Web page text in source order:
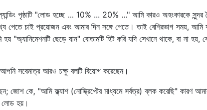
পৃষ্ঠাটি "লোড হচ্ছে ... 10% ... 20% ..." আমি কারও অহংকারকে সুন্দর
পেতে চাই প্রয়োজন এবং আমার দিন সঙ্গে পেতে। তাই বেশিরভাগ সময়, আমি
ছেড়ে যান" বোতামটি হিট করি যদি সেখানে থাকে, বা না হয়,
সবেমাত্র আরও চক্ষু বলটি বিয়োগ করেছেন।
জোশ কে, "আমি ফ্ল্যাশ (নোস্ক্রিপ্টের মাধ্যমে সর্বত্র) ব্লক করেছি" কারণ
লোড হয়।